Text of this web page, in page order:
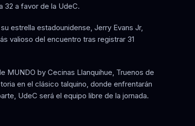
32 a favor de la UdeC.
estrella estadounidense, Jerry Evans Jr,
valioso del encuentro tras registrar 31
MUNDO by Cecinas Llanquihue, Truenos de
en el clásico talquino, donde enfrentarán
UdeC será el equipo libre de la jornada.